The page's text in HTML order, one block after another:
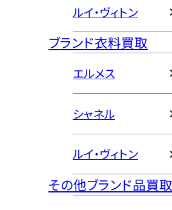
ルイ・ヴィトン
ブランド衣料買取
エルメス
シャネル
ルイ・ヴィトン
その他ブランド品買取